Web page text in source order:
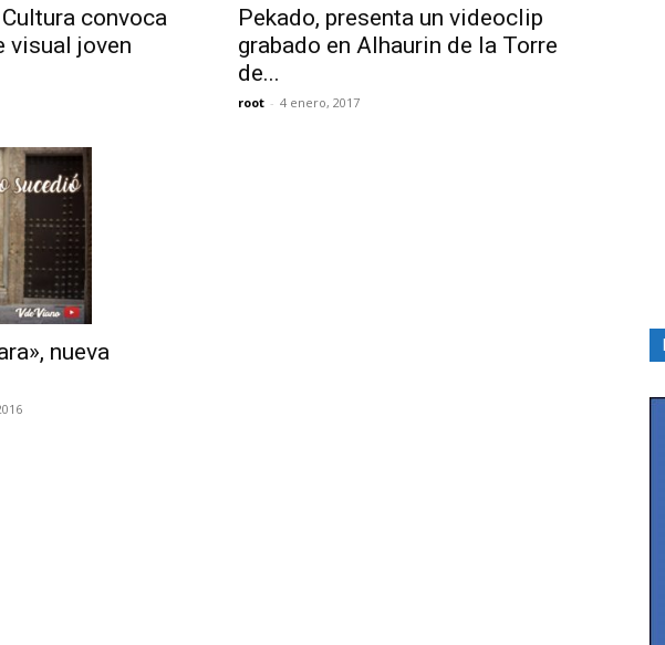
convoca
visual joven
Pekado, presenta un videoclip
grabado en Alhaurin de la Torre
de...
root - 4 enero, 2017
nueva